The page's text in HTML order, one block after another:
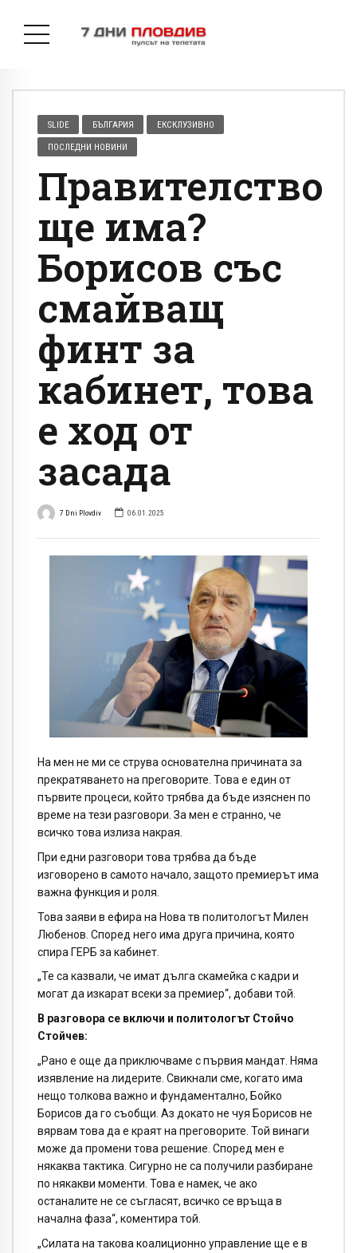
SLIDE БЪЛГАРИЯ ЕКСКЛУЗИВНО
ПОСЛЕДНИ НОВИНИ
Правителство
ще има?
Борисов със
смайващ
финт за
кабинет, това
е ход от
засада
7 Dni Plovdiv 06.01.2025
На мен не ми се струва основателна причината за
прекратяването на преговорите. Това е един от
първите процеси, който трябва да бъде изяснен по
време на тези разговори. За мен е странно, че
всичко това излиза накрая.
При едни разговори това трябва да бъде
изговорено в самото начало, защото премиерът има
важна функция и роля.
Това заяви в ефира на Нова тв политологът Милен
Любенов. Според него има друга причина, която
спира ГЕРБ за кабинет.
„Те са казвали, че имат дълга скамейка с кадри и
могат да изкарат всеки за премиер“, добави той.
В разговора се включи и политологът Стойчо
Стойчев:
„Рано е още да приключваме с първия мандат. Няма
изявление на лидерите. Свикнали сме, когато има
нещо толкова важно и фундаментално, Бойко
Борисов да го съобщи. Аз докато не чуя Борисов не
вярвам това да е краят на преговорите. Той винаги
може да промени това решение. Според мен е
някаква тактика. Сигурно не са получили разбиране
по някакви моменти. Това е намек, че ако
останалите не се съгласят, всичко се връща в
начална фаза“, коментира той.
„Силата на такова коалиционно управление ще е в